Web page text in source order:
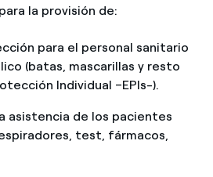
la provisión de:
para el personal sanitario
(batas, mascarillas y resto
Individual –EPIs-).
asistencia de los pacientes
test, fármacos,